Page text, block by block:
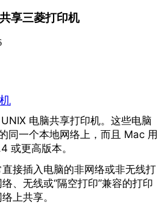
享三菱打印机
电脑共享打印机。这些电脑
同一个本地网络上，而且 Mac 用
或更高版本。
接插入电脑的非网络或非无线打
、无线或“隔空打印”兼容的打印
上共享。